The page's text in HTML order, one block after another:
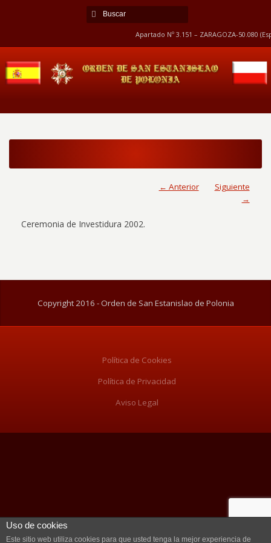
Apartado Nº 3.151 – ZARAGOZA-50.080
← Anterior
Siguiente
→
Ceremonia de Investidura 2002.
Copyright 2016 - Orden de San Estanislao de Polonia
Política de Cookies
Política de Privacidad
Aviso Legal
Uso de cookies
Este sitio web utiliza cookies para que usted tenga la mejor experiencia de